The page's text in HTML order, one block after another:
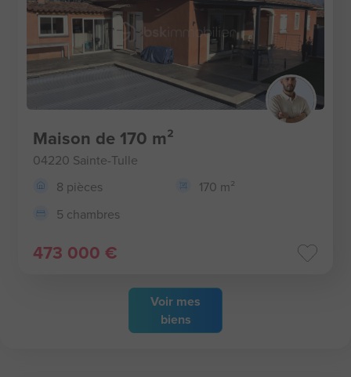
Voir mes
biens
Maison de 170 m²
04220 Sainte-Tulle
8 pièces
170 m²
5 chambres
473 000 €